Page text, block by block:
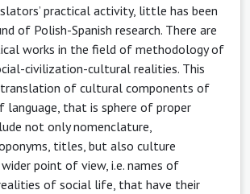
practical activity, little has been
of Polish-Spanish research. There are
works in the field of methodology of
civilization-cultural realities. This
of cultural components of
language, that is sphere of proper
not only nomenclature,
titles, but also culture
point of view, i.e. names of
of social life, that have their